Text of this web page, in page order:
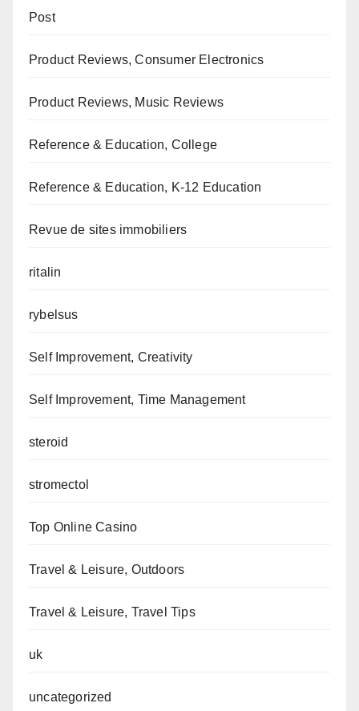
Post
Product Reviews, Consumer Electronics
Product Reviews, Music Reviews
Reference & Education, College
Reference & Education, K-12 Education
Revue de sites immobiliers
ritalin
rybelsus
Self Improvement, Creativity
Self Improvement, Time Management
steroid
stromectol
Top Online Casino
Travel & Leisure, Outdoors
Travel & Leisure, Travel Tips
uk
uncategorized